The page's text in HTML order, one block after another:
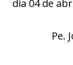
dia 04 de
Pe.